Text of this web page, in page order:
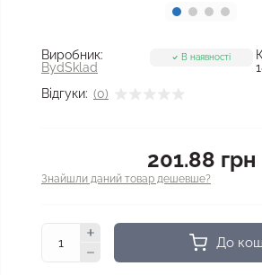
Виробник:
BydSklad
Відгуки: (0)
В наявності
201.88 грн
Знайшли даний товар дешевше?
До